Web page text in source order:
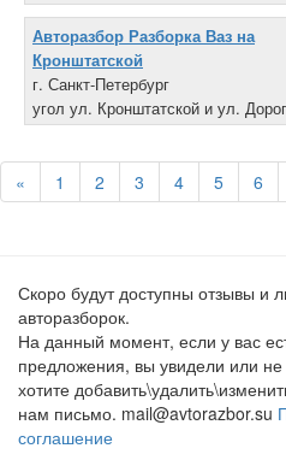
Авторазбор Разборка Ваз на
Кронштатской
г. Санкт-Петербург
угол ул. Кронштатской и ул.
Турухтанные острова
+7 812 184-30-90
« 1 2 3 4 5 6
Скоро будут доступны отзывы и
авторазборок.
На данный момент, если у вас
предложения, вы увидели или не
хотите
нам письмо. mail@avtorazbor.su
соглашение